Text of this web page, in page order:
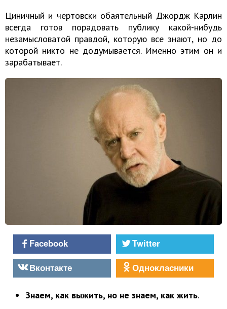
Циничный и чертовски обаятельный Джордж Карлин
всегда готов порадовать публику какой-нибудь
незамысловатой правдой, которую все знают, но до
которой никто не додумывается. Именно этим он и
зарабатывает.
Facebook
Twitter
Вконтакте
Однокласники
Знаем, как выжить, но не знаем, как жить.